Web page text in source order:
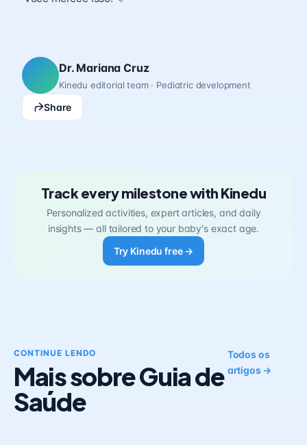
Dr. Mariana Cruz
Kinedu editorial team · Pediatric development
Share
Track every milestone with Kinedu
Personalized activities, expert articles, and daily
insights — all tailored to your baby's exact age.
Try Kinedu free →
CONTINUE LENDO
Mais sobre Guia de
Saúde
Todos os
artigos →